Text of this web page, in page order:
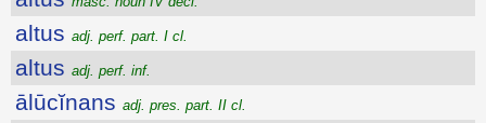
altus adj. perf. part. I cl.
altus adj. perf. inf.
ālūcĭnans adj. pres. part. II cl.